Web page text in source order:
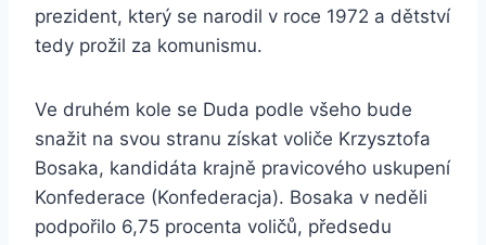
prezident, který se narodil v roce 1972 a dětství
tedy prožil za komunismu.
Ve druhém kole se Duda podle všeho bude
snažit na svou stranu získat voliče Krzysztofa
Bosaka, kandidáta krajně pravicového uskupení
Konfederace (Konfederacja). Bosaka v neděli
podpořilo 6,75 procenta voličů, předsedu